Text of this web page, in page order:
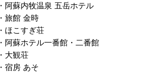
・阿蘇内牧温泉 五岳ホテル
・旅館 金時
・ほこすぎ荘
・阿蘇ホテル一番館・二番館
・大観荘
・宿房 あそ